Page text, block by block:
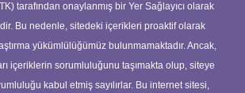
tarafından onaylanmış bir Yer Sağlayıcı olarak
Bu nedenle, sitedeki içerikleri proaktif olarak
yükümlülüğümüz bulunmamaktadır. Ancak,
içeriklerin sorumluluğunu taşımakta olup, siteye
kabul etmiş sayılırlar. Bu internet sitesi,